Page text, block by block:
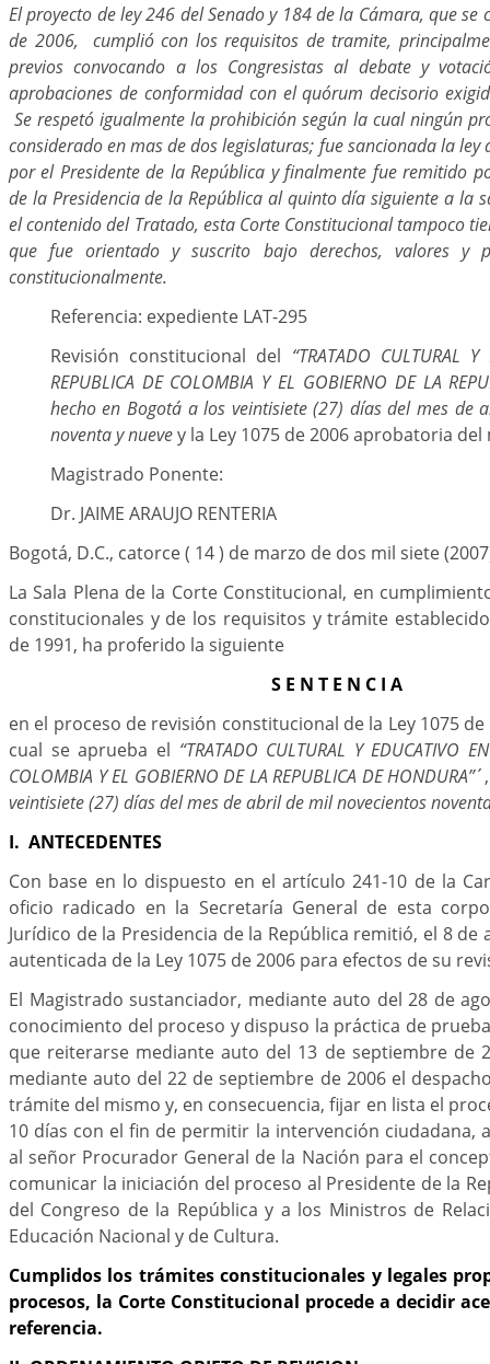
El proyecto de ley 246 del Senado y 184 de la Cámara, que se
de 2006, cumplió con los requisitos de tramite,
previos convocando a los Congresistas al debate y
aprobaciones de conformidad con el quórum decisorio
Se respetó igualmente la prohibición según la cual ningún
considerado en mas de dos legislaturas; fue sancionada la
por el Presidente de la República y finalmente fue remitido
de la Presidencia de la República al quinto día siguiente a la
el contenido del Tratado, esta Corte Constitucional tampoco
que fue orientado y suscrito bajo derechos, valores y
constitucionalmente.
Referencia: expediente LAT-295
Revisión constitucional del “TRATADO CULTURAL
REPUBLICA DE COLOMBIA Y EL GOBIERNO DE LA
hecho en Bogotá a los veintisiete (27) días del mes de
noventa y nuevey la Ley 1075 de 2006 aprobatoria del
Magistrado Ponente:
Dr. JAIME ARAUJO RENTERIA
Bogotá, D.C., catorce ( 14 ) de marzo de dos mil siete
La Sala Plena de la Corte Constitucional, en
constitucionales y de los requisitos y trámite
de 1991, ha proferido la siguiente
S E N T E N C I A
en el proceso de revisión constitucional de la Ley 1075
cual se aprueba el “TRATADO CULTURAL Y EDUCATIVO
COLOMBIA Y EL GOBIERNO DE LA REPUBLICA DE HONDURA”
veintisiete (27) días del mes de abril de mil novecientos
I. ANTECEDENTES
Con base en lo dispuesto en el artículo 241-10 de la
oficio radicado en la Secretaría General de esta
Jurídico de la Presidencia de la República remitió, el 8 de
autenticada de la Ley 1075 de 2006 para efectos de su
El Magistrado sustanciador, mediante auto del 28 de
conocimiento del proceso y dispuso la práctica de
que reiterarse mediante auto del 13 de septiembre de
mediante auto del 22 de septiembre de 2006 el
trámite del mismo y, en consecuencia, fijar en lista el
10 días con el fin de permitir la intervención ciudadana,
al señor Procurador General de la Nación para el
comunicar la iniciación del proceso al Presidente de la
del Congreso de la República y a los Ministros de
Educación Nacional y de Cultura.
Cumplidos los trámites constitucionales y legales
procesos, la Corte Constitucional procede a decidir
referencia.